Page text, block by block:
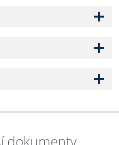
dokumenty